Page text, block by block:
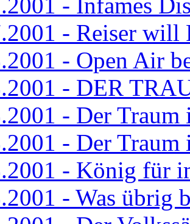
- Reiser will
- Open Air
- DER
- Der Traum
- Der Traum
- König für
- Was übrig